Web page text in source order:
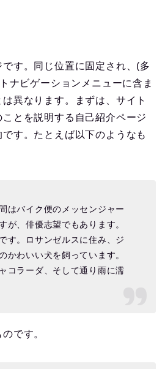
す。同じ位置に固定され、(多
ナビゲーションメニューに含ま
異なります。まずは、サイト
とを説明する自己紹介ページ
す。たとえば以下のようなも
はバイク便のメッセンジャー
が、俳優志望でもあります。
す。ロサンゼルスに住み、ジ
かわいい犬を飼っています。
コラーダ、そして通り雨に濡
です。